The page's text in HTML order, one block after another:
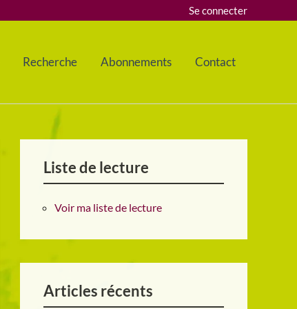
Se connecter
Recherche Abonnements Contact
Liste de lecture
Voir ma liste de lecture
Articles récents